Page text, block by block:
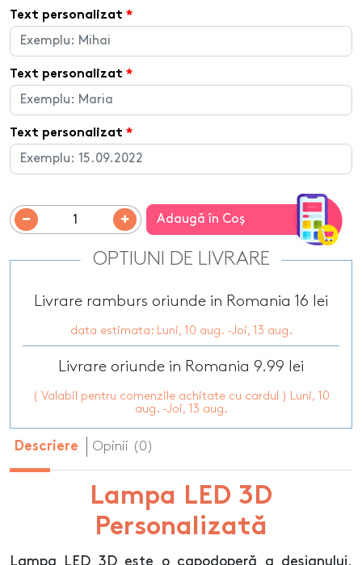
Text personalizat
Text personalizat
Text personalizat
Adaugă în Coş
OPTIUNI DE LIVRARE
Livrare ramburs oriunde in Romania 16 lei
data estimata: Luni, 10 aug. -Joi, 13 aug.
Livrare oriunde in Romania 9.99 lei
( Valabil pentru comenzile achitate cu cardul ) Luni, 10
aug. -Joi, 13 aug.
Descriere Opinii (0)
Lampa LED 3D
Personalizată
Lampa LED 3D este o capodoperă a designului,